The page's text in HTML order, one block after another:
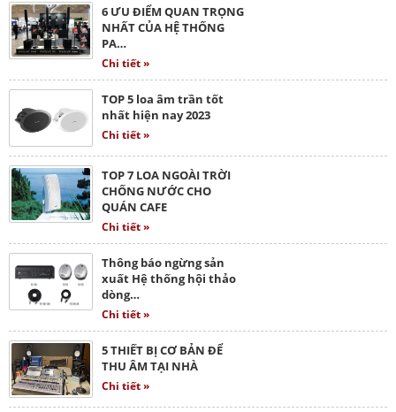
6 ƯU ĐIỂM QUAN TRỌNG
NHẤT CỦA HỆ THỐNG
PA…
Chi tiết »
TOP 5 loa âm trần tốt
nhất hiện nay 2023
Chi tiết »
TOP 7 LOA NGOÀI TRỜI
CHỐNG NƯỚC CHO
QUÁN CAFE
Chi tiết »
Thông báo ngừng sản
xuất Hệ thống hội thảo
dòng…
Chi tiết »
5 THIẾT BỊ CƠ BẢN ĐỂ
THU ÂM TẠI NHÀ
Chi tiết »